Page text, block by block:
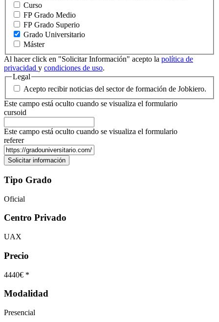
Curso
FP Grado Medio
FP Grado Superio
Grado Universitario
Máster
Al hacer click en "Solicitar Información" acepto la política de
privacidad y condiciones de uso.
Legal
Acepto recibir noticias del sector de formación de Jobkiero.
Este campo está oculto cuando se visualiza el formulario
cursoid
Este campo está oculto cuando se visualiza el formulario
referer
Tipo Grado
Oficial
Centro Privado
UAX
Precio
4440€ *
Modalidad
Presencial